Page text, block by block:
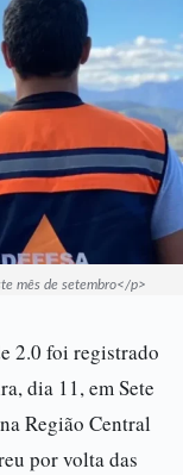
mês de setembro</p>
2.0 foi registrado
dia 11, em Sete
Região Central
por volta das